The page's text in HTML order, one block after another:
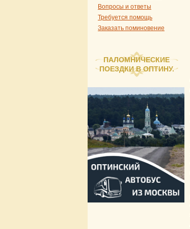
Вопросы и ответы
Требуется помощь
Заказать поминовение
ПАЛОМНИЧЕСКИЕ
ПОЕЗДКИ В ОПТИНУ.